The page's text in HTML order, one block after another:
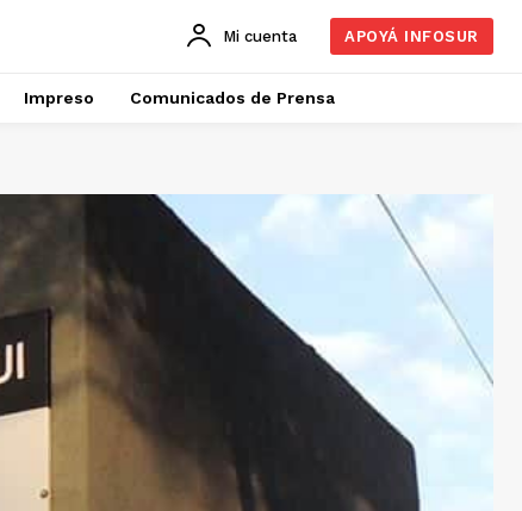
Mi cuenta APOYÁ INFOSUR
Impreso Comunicados de Prensa